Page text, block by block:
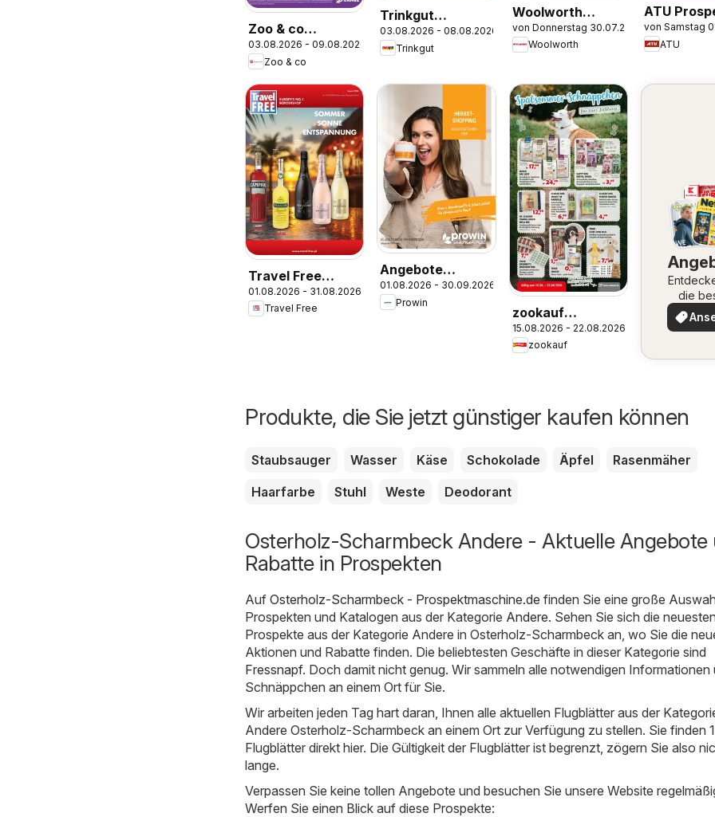
Zoo & co
Prospekt
03.08.2026 - 09.08.2026
Zoo & co
Trinkgut
Prospekt
03.08.2026 - 08.08.2026
Trinkgut
Woolworth
Prospekt
von Donnerstag 30.07.2026
Woolworth
ATU
von Samstag
ATU
Travel Free
Angebote
01.08.2026 - 31.08.2026
Travel Free
Angebote
ProWIN
August/September
01.08.2026 - 30.09.2026
Prowin
zookauf
Prospekt
15.08.2026 - 22.08.2026
zookauf
die
Produkte, die Sie jetzt günstiger kaufen können
Staubsauger Wasser Käse Schokolade Äpfel
Rasenmäher
Haarfarbe
Stuhl Weste Deodorant
Osterholz-Scharmbeck Andere - Aktuelle Angebote
Rabatte in Prospekten
Auf Osterholz-Scharmbeck - Prospektmaschine.de finden Sie eine große
Prospekten und Katalogen aus der Kategorie Andere. Sehen Sie sich die
Prospekte aus der Kategorie Andere in Osterholz-Scharmbeck an, wo Sie die
Aktionen und Rabatte finden. Die beliebtesten Geschäfte in dieser Kategorie sind
Fressnapf. Doch damit nicht genug. Wir sammeln alle notwendigen Informationen
Schnäppchen an einem Ort für Sie.
Wir arbeiten jeden Tag hart daran, Ihnen alle aktuellen Flugblätter aus der
Andere Osterholz-Scharmbeck an einem Ort zur Verfügung zu stellen. Sie finden
Flugblätter direkt hier. Die Gültigkeit der Flugblätter ist begrenzt, zögern Sie also
lange.
Verpassen Sie keine tollen Angebote und besuchen Sie unsere Website
Werfen Sie einen Blick auf diese Prospekte: